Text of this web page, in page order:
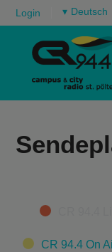
Login ▾
Categories
CR 94.4 On